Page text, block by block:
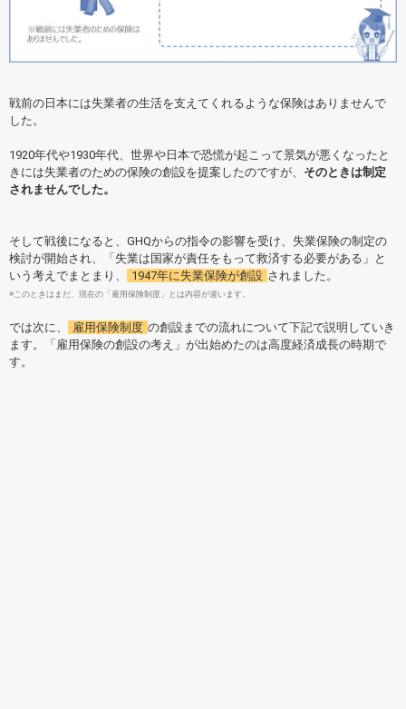
戦前の日本には失業者の生活を支えてくれるような保険はありませんで
した。
1920年代や1930年代、世界や日本で恐慌が起こって景気が悪くなったと
きには失業者のための保険の創設を提案したのですが、 そのときは制定
されませんでした。
そして戦後になると、GHQからの指令の影響を受け、失業保険の制定の
検討が開始され、「失業は国家が責任をもって救済する必要がある」と
いう考えでまとまり、
1947年に失業保険が創設 されました。
※このときはまだ、現在の「雇用保険制度」とは内容が違います。
では次に、 雇用保険制度 の創設までの流れについて下記で説明していき
ます。「雇用保険の創設の考え」が出始めたのは高度経済成長の時期で
す。